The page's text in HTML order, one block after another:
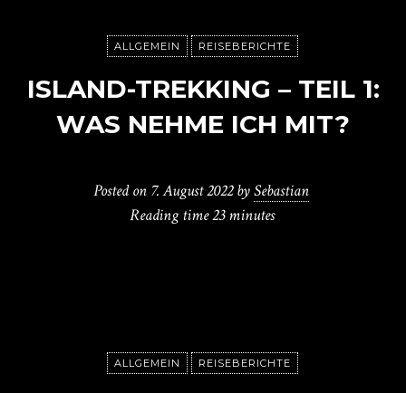
ALLGEMEIN REISEBERICHTE
ISLAND-TREKKING – TEIL 1:
WAS NEHME ICH MIT?
Posted on 7. August 2022 bySebastian
Reading time23 minutes
ALLGEMEIN REISEBERICHTE